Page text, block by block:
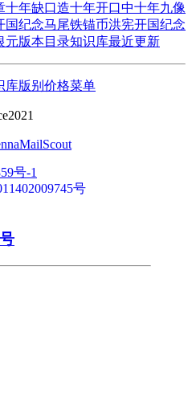
十年缺口造十年开口中十年九像
国纪念马尾铁锚币洪宪开国纪念
元版本目录知识库最近更新
库版别 价格菜单
MailScout
号-1
号